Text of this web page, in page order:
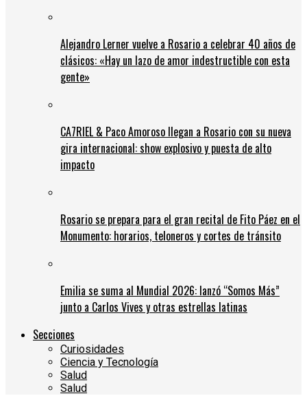
Alejandro Lerner vuelve a Rosario a celebrar 40 años de
clásicos: «Hay un lazo de amor indestructible con esta
gente»
CA7RIEL & Paco Amoroso llegan a Rosario con su nueva
gira internacional: show explosivo y puesta de alto
impacto
Rosario se prepara para el gran recital de Fito Páez en el
Monumento: horarios, teloneros y cortes de tránsito
Emilia se suma al Mundial 2026: lanzó “Somos Más”
junto a Carlos Vives y otras estrellas latinas
Secciones
Curiosidades
Ciencia y Tecnología
Salud
Salud